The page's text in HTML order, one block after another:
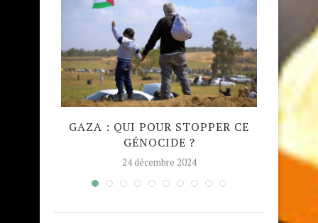
GAZA : QUI POUR STOPPER CE
GÉNOCIDE ?
24 décembre 2024